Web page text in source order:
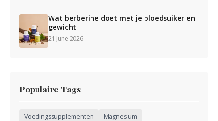
Wat berberine doet met je bloedsuiker en
gewicht
21 June 2026
Populaire Tags
Voedingssupplementen Magnesium